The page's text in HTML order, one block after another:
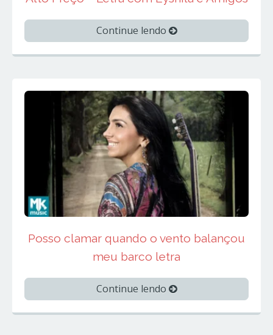
Continue lendo
Posso clamar quando o vento balançou
meu barco letra
Continue lendo